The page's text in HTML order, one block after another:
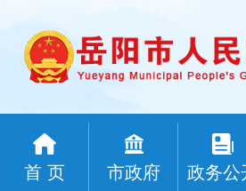
首 页 市政府 政务公